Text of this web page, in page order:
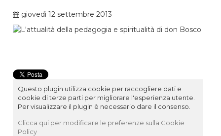
giovedì 12 settembre 2013
Questo plugin utilizza cookie per raccogliere dati e
cookie di terze parti per migliorare l'esperienza utente.
Per visualizzare il plugin è necessario dare il consenso.
Clicca qui per modificare le preferenze sulla Cookie
Policy